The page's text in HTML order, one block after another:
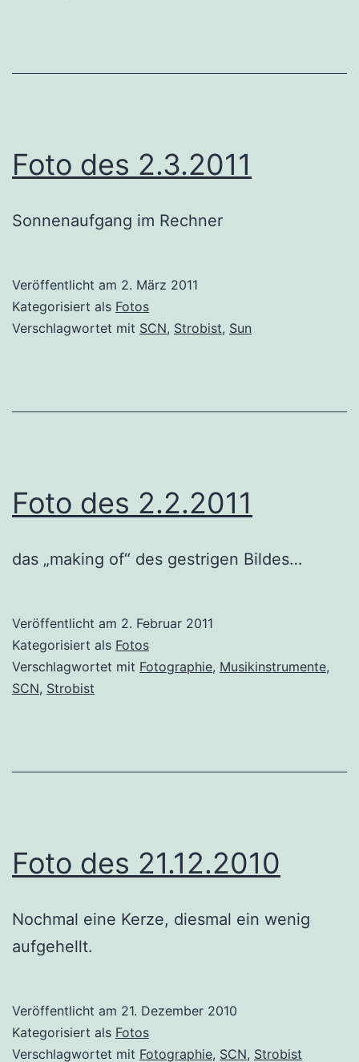
Foto des 2.3.2011
Sonnenaufgang im Rechner
Veröffentlicht am 2. März 2011
Kategorisiert als Fotos
Verschlagwortet mit SCN, Strobist, Sun
Foto des 2.2.2011
das „making of“ des gestrigen Bildes…
Veröffentlicht am 2. Februar 2011
Kategorisiert als Fotos
Verschlagwortet mit Fotographie, Musikinstrumente,
SCN, Strobist
Foto des 21.12.2010
Nochmal eine Kerze, diesmal ein wenig
aufgehellt.
Veröffentlicht am 21. Dezember 2010
Kategorisiert als Fotos
Verschlagwortet mit Fotographie, SCN, Strobist